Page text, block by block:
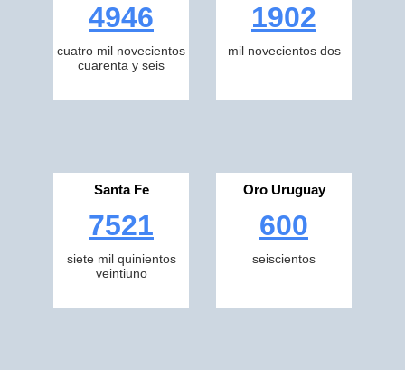
4946
cuatro mil novecientos
cuarenta y seis
1902
mil novecientos dos
Santa Fe
7521
siete mil quinientos
veintiuno
Oro Uruguay
600
seiscientos